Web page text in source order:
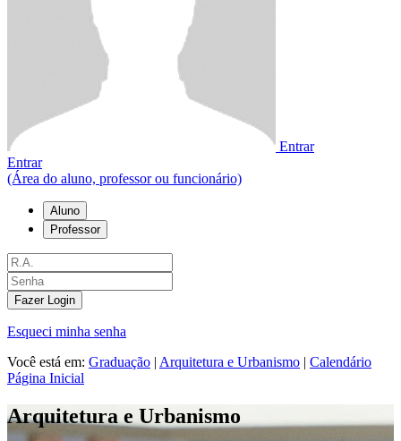
Entrar
Entrar
(Área do aluno, professor ou funcionário)
Aluno
Professor
Fazer Login
Esqueci minha senha
Você está em: Graduação | Arquitetura e Urbanismo | Calendário
Página Inicial
Arquitetura e Urbanismo